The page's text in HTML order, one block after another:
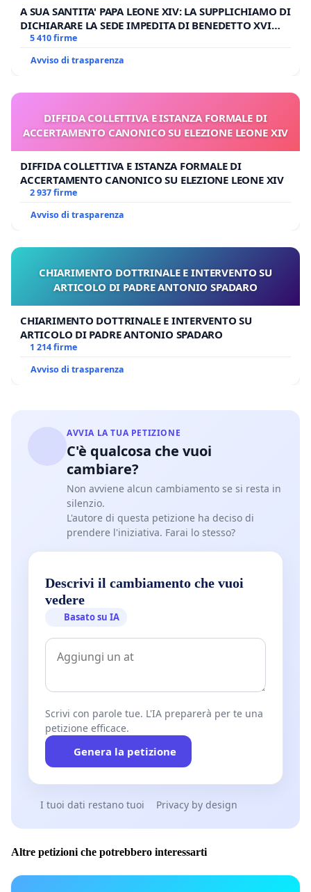
A SUA SANTITA' PAPA LEONE XIV: LA SUPPLICHIAMO DI
DICHIARARE LA SEDE IMPEDITA DI BENEDETTO XVI
E/O DI FAR APRIRE IL RELATIVO PROCESSO
5 410 firme
Avviso di trasparenza
DIFFIDA COLLETTIVA E ISTANZA FORMALE DI
ACCERTAMENTO CANONICO SU ELEZIONE LEONE XIV
DIFFIDA COLLETTIVA E ISTANZA FORMALE DI
ACCERTAMENTO CANONICO SU ELEZIONE LEONE XIV
2 937 firme
Avviso di trasparenza
CHIARIMENTO DOTTRINALE E INTERVENTO SU
ARTICOLO DI PADRE ANTONIO SPADARO
CHIARIMENTO DOTTRINALE E INTERVENTO SU
ARTICOLO DI PADRE ANTONIO SPADARO
1 214 firme
Avviso di trasparenza
AVVIA LA TUA PETIZIONE
C'è qualcosa che vuoi
cambiare?
Non avviene alcun cambiamento se si resta in
silenzio.
L'autore di questa petizione ha deciso di
prendere l'iniziativa. Farai lo stesso?
Descrivi il cambiamento che vuoi
vedere
Basato su IA
Scrivi con parole tue. L'IA preparerà per te una
petizione efficace.
Genera la petizione
I tuoi dati restano tuoi Privacy by design
Altre petizioni che potrebbero interessarti